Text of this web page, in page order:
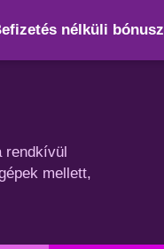
nélküli bónusz
rendkívül
mellett,